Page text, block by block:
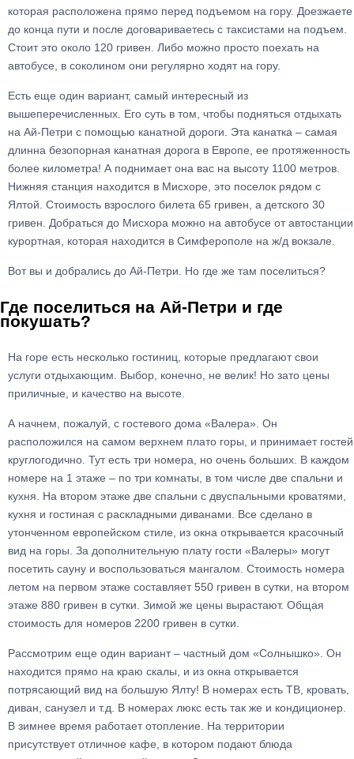
которая расположена прямо перед подъемом на гору. Доезжаете
до конца пути и после договариваетесь с таксистами на подъем.
Стоит это около 120 гривен. Либо можно просто поехать на
автобусе, в соколином они регулярно ходят на гору.
Есть еще один вариант, самый интересный из
вышеперечисленных. Его суть в том, чтобы подняться отдыхать
на Ай-Петри с помощью канатной дороги. Эта канатка – самая
длинна безопорная канатная дорога в Европе, ее протяженность
более километра! А поднимает она вас на высоту 1100 метров.
Нижняя станция находится в Мисхоре, это поселок рядом с
Ялтой. Стоимость взрослого билета 65 гривен, а детского 30
гривен. Добраться до Мисхора можно на автобусе от автостанции
курортная, которая находится в Симферополе на ж/д вокзале.
Вот вы и добрались до Ай-Петри. Но где же там поселиться?
Где поселиться на Ай-Петри и где
покушать?
На горе есть несколько гостиниц, которые предлагают свои
услуги отдыхающим. Выбор, конечно, не велик! Но зато цены
приличные, и качество на высоте.
А начнем, пожалуй, с гостевого дома «Валера». Он
расположился на самом верхнем плато горы, и принимает гостей
круглогодично. Тут есть три номера, но очень больших. В каждом
номере на 1 этаже – по три комнаты, в том числе две спальни и
кухня. На втором этаже две спальни с двуспальными кроватями,
кухня и гостиная с раскладными диванами. Все сделано в
утонченном европейском стиле, из окна открывается красочный
вид на горы. За дополнительную плату гости «Валеры» могут
посетить сауну и воспользоваться мангалом. Стоимость номера
летом на первом этаже составляет 550 гривен в сутки, на втором
этаже 880 гривен в сутки. Зимой же цены вырастают. Общая
стоимость для номеров 2200 гривен в сутки.
Рассмотрим еще один вариант – частный дом «Солнышко». Он
находится прямо на краю скалы, и из окна открывается
потрясающий вид на большую Ялту! В номерах есть ТВ, кровать,
диван, санузел и т.д. В номерах люкс есть так же и кондиционер.
В зимнее время работает отопление. На территории
присутствует отличное кафе, в котором подают блюда